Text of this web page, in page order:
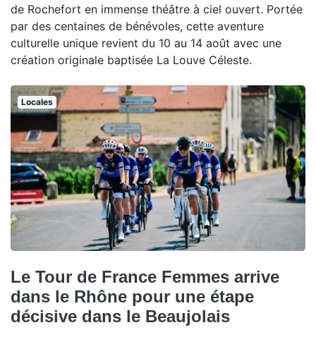
de Rochefort en immense théâtre à ciel ouvert. Portée
par des centaines de bénévoles, cette aventure
culturelle unique revient du 10 au 14 août avec une
création originale baptisée La Louve Céleste.
Locales
Le Tour de France Femmes arrive
dans le Rhône pour une étape
décisive dans le Beaujolais